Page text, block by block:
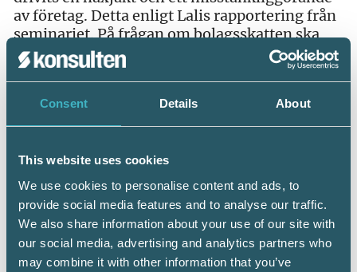
Consent Details About
This website uses cookies
We use cookies to personalise content and ads, to
provide social media features and to analyse our traffic.
We also share information about your use of our site with
our social media, advertising and analytics partners who
may combine it with other information that you’ve
av företag. Detta enligt Lalis rapportering från
seminariet. På frågan om bolagsskatten ska
sänkas eller höjas sade L och C sänkas medan S
svarade ”pass”.
Personliga möten i Almedals-vimlet
Almedalsveckan har hittills inte bara bjudit på
programpunkter. I Almedals-vimlet har Srf
konsulterna träffat både medlemsföretag, högt
uppsatta chefer och tidigare kända ansikten
som gjort ett viktigt avstamp för branschen.
Mitt i den myllrande och grönskande
Almedalsparken befann sig Åse Hansen,